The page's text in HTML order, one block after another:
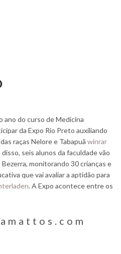
ano do curso de Medicina
da Expo Rio Preto auxiliando
raças Nelore e Tabapuã winrar
disso, seis alunos da faculdade vão
monitorando 30 crianças e
que vai avaliar a aptidão para
. A Expo acontece entre os